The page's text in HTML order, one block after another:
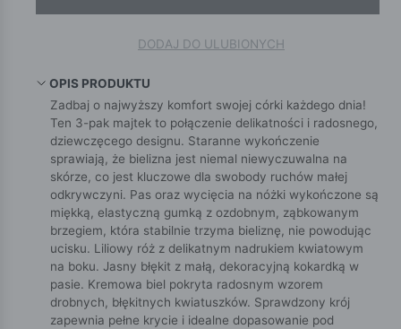
DODAJ DO ULUBIONYCH
OPIS PRODUKTU
Zadbaj o najwyższy komfort swojej córki każdego dnia!
Ten 3-pak majtek to połączenie delikatności i radosnego,
dziewczęcego designu. Staranne wykończenie
sprawiają, że bielizna jest niemal niewyczuwalna na
skórze, co jest kluczowe dla swobody ruchów małej
odkrywczyni. Pas oraz wycięcia na nóżki wykończone są
miękką, elastyczną gumką z ozdobnym, ząbkowanym
brzegiem, która stabilnie trzyma bieliznę, nie powodując
ucisku. Liliowy róż z delikatnym nadrukiem kwiatowym
na boku. Jasny błękit z małą, dekoracyjną kokardką w
pasie. Kremowa biel pokryta radosnym wzorem
drobnych, błękitnych kwiatuszków. Sprawdzony krój
zapewnia pełne krycie i idealne dopasowanie pod